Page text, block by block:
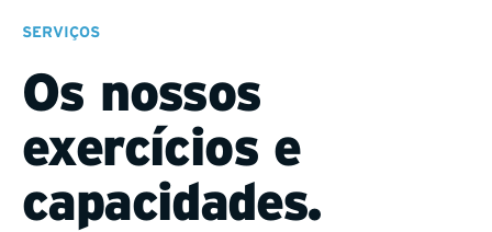
SERVIÇOS
Os nossos
exercícios e
capacidades.